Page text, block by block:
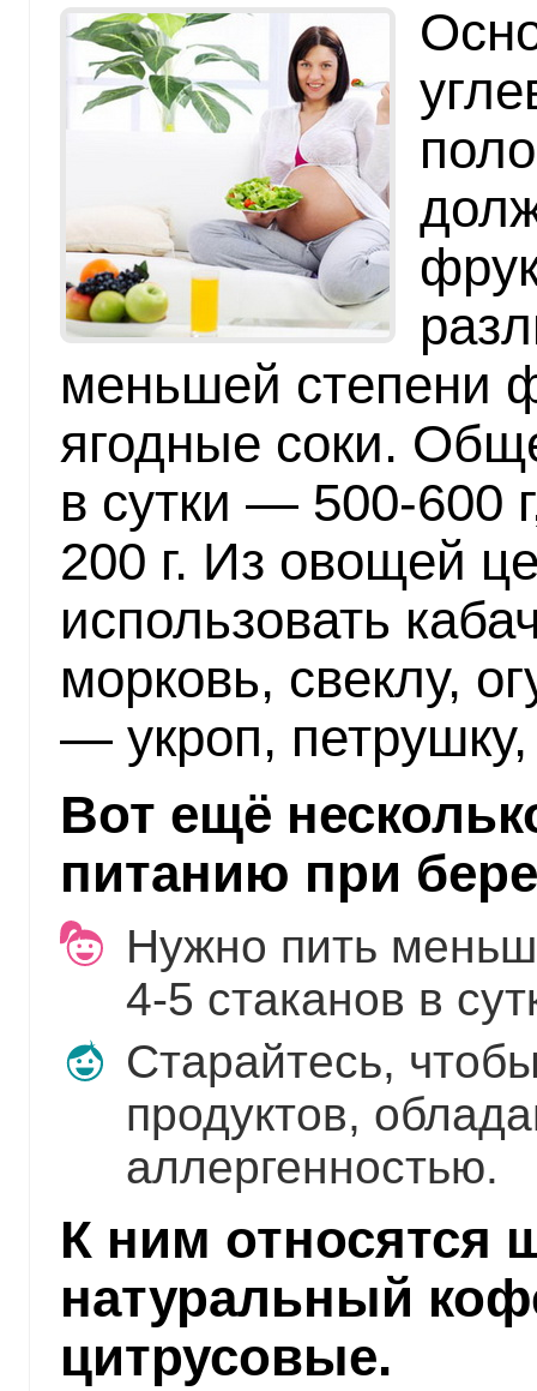
меньшей степени
ягодные соки.
в сутки — 500-600
200 г. Из овощей
использовать
морковь, свеклу,
— укроп,
Вот ещё
питанию при
Нужно пить
4-5 стаканов в
Старайтесь,
продуктов,
аллергенностью.
К ним относятся
натуральный
цитрусовые.